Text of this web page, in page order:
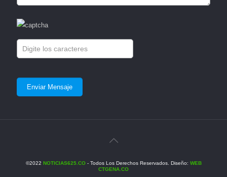
©2022 NOTICIAS625.CO- Todos Los Derechos Reservados. Diseño: WEB
CTGENA.CO